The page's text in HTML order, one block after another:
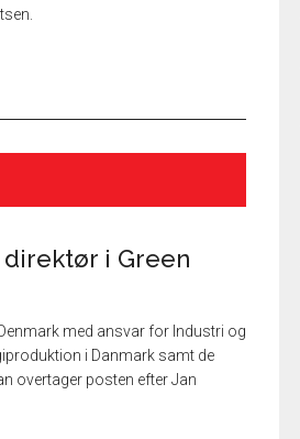
i Green
med ansvar for Industri og
i Danmark samt de
overtager posten efter Jan